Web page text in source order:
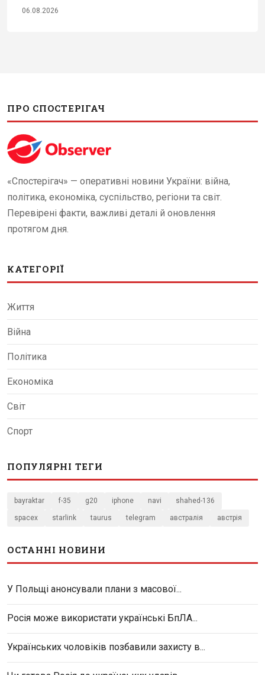
06.08.2026
ПРО СПОСТЕРІГАЧ
«Спостерігач» — оперативні новини України: війна,
політика, економіка, суспільство, регіони та світ.
Перевірені факти, важливі деталі й оновлення
протягом дня.
КАТЕГОРІЇ
Життя
Війна
Політика
Економіка
Світ
Спорт
ПОПУЛЯРНІ ТЕГИ
bayraktar f-35 g20 iphone navi shahed-136
spacex starlink taurus telegram австралія австрія
ОСТАННІ НОВИНИ
У Польщі анонсували плани з масової...
Росія може використати українські БпЛА...
Українських чоловіків позбавили захисту в...